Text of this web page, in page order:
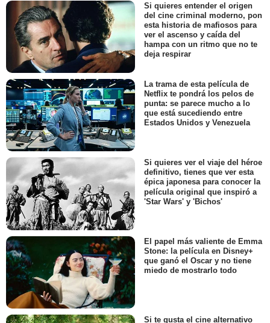
Si quieres entender el origen
del cine criminal moderno, pon
esta historia de mafiosos para
ver el ascenso y caída del
hampa con un ritmo que no te
deja respirar
La trama de esta película de
Netflix te pondrá los pelos de
punta: se parece mucho a lo
que está sucediendo entre
Estados Unidos y Venezuela
Si quieres ver el viaje del héroe
definitivo, tienes que ver esta
épica japonesa para conocer la
película original que inspiró a
'Star Wars' y 'Bichos'
El papel más valiente de Emma
Stone: la película en Disney+
que ganó el Oscar y no tiene
miedo de mostrarlo todo
Si te gusta el cine alternativo